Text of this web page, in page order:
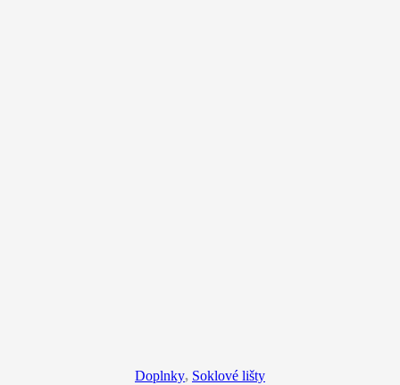
Doplnky, Soklové lišty